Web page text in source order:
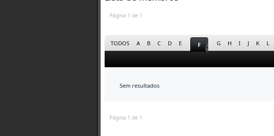
Página 1 de 1
TODOS A B C D E F G H I J K L
Sem resultados
Página 1 de 1